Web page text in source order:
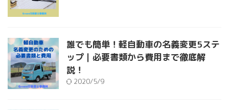
誰でも簡単！軽自動車の名義変更5ステ
ップ｜必要書類から費用まで徹底解
説！
2020/5/9